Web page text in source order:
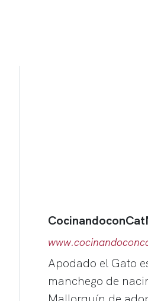
Apodado el Gato
manchego de